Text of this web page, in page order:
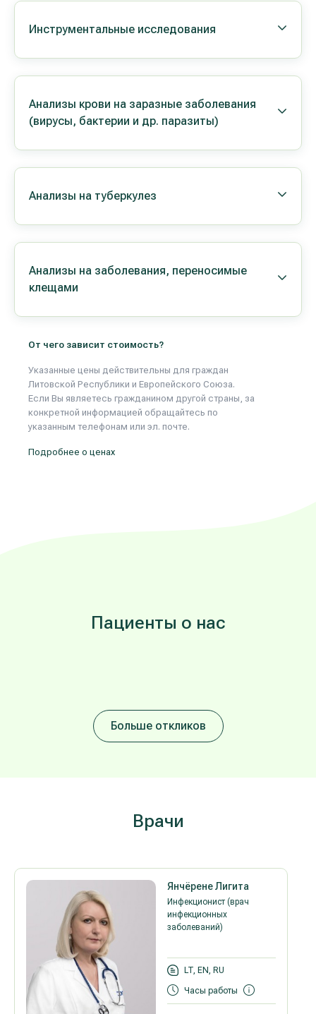
Инструментальные исследования
Анализы крови на заразные заболевания
(вирусы, бактерии и др. паразиты)
Анализы на туберкулез
Анализы на заболевания, переносимые
клещами
От чего зависит стоимость?
Указанные цены действительны для граждан
Литовской Республики и Европейского Союза.
Если Вы являетесь гражданином другой страны, за
конкретной информацией обращайтесь по
указанным телефонам или эл. почте.
Подробнее о ценах
Пациенты о нас
Больше откликов
Врaчи
Янчёрене Лигита
Инфекционист (врач
инфекционных
заболеваний)
LT, EN, RU
Часы работы